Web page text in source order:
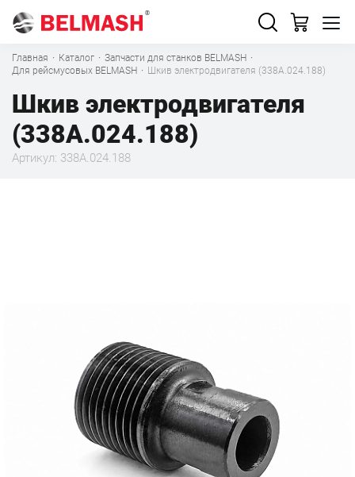
Главная · Каталог · Запчасти для станков BELMASH ·
Для рейсмусовых BELMASH · Шкив электродвигателя (338А.024.188)
Шкив электродвигателя
(338А.024.188)
Артикул: 338А.024.188